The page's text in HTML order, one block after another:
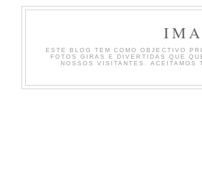
ESTE BLOG TEM COMO OBJECTIVO
FOTOS GIRAS E DIVERTIDAS QUE
NOSSOS VISITANTES.